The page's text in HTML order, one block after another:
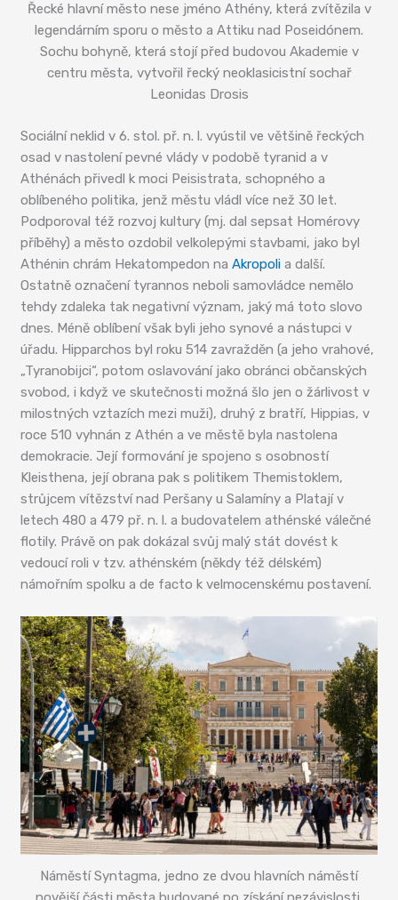
Řecké hlavní město nese jméno Athény, která zvítězila v
legendárním sporu o město a Attiku nad Poseidónem.
Sochu bohyně, která stojí před budovou Akademie v
centru města, vytvořil řecký neoklasicistní sochař
Leonidas Drosis
Sociální neklid v 6. stol. př. n. l. vyústil ve většině řeckých
osad v nastolení pevné vlády v podobě tyranid a v
Athénách přivedl k moci Peisistrata, schopného a
oblíbeného politika, jenž městu vládl více než 30 let.
Podporoval též rozvoj kultury (mj. dal sepsat Homérovy
příběhy) a město ozdobil velkolepými stavbami, jako byl
Athénin chrám Hekatompedon naAkropoli a další.
Ostatně označení tyrannos neboli samovládce nemělo
tehdy zdaleka tak negativní význam, jaký má toto slovo
dnes. Méně oblíbení však byli jeho synové a nástupci v
úřadu. Hipparchos byl roku 514 zavražděn (a jeho vrahové,
„Tyranobijci“, potom oslavování jako obránci občanských
svobod, i když ve skutečnosti možná šlo jen o žárlivost v
milostných vztazích mezi muži), druhý z bratří, Hippias, v
roce 510 vyhnán z Athén a ve městě byla nastolena
demokracie. Její formování je spojeno s osobností
Kleisthena, její obrana pak s politikem Themistoklem,
strůjcem vítězství nad Peršany u Salamíny a Platají v
letech 480 a 479 př. n. l. a budovatelem athénské válečné
flotily. Právě on pak dokázal svůj malý stát dovést k
vedoucí roli v tzv. athénském (někdy též délském)
námořním spolku a de facto k velmocenskému postavení.
Náměstí Syntagma, jedno ze dvou hlavních náměstí